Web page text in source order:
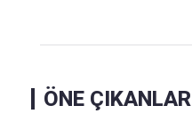
ÖNE ÇIKANLAR